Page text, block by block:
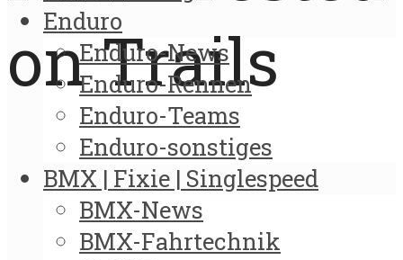
on Trails
Enduro
Enduro-News
Enduro-Rennen
Enduro-Teams
Enduro-sonstiges
BMX | Fixie | Singlespeed
BMX-News
BMX-Fahrtechnik